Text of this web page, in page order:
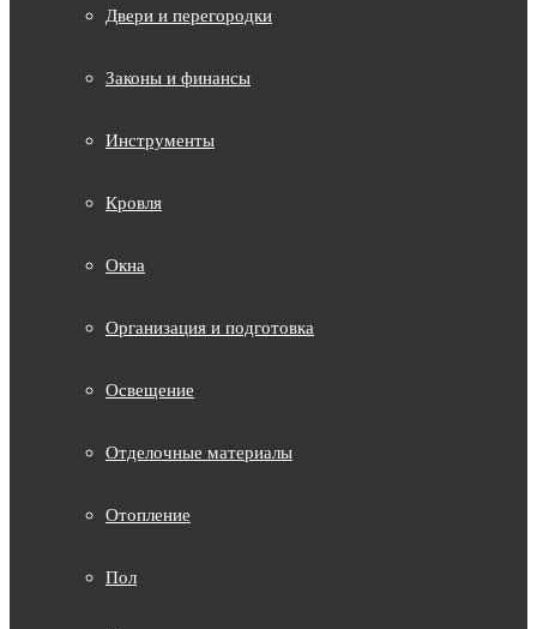
Двери и перегородки
Законы и финансы
Инструменты
Кровля
Окна
Организация и подготовка
Освещение
Отделочные материалы
Отопление
Пол